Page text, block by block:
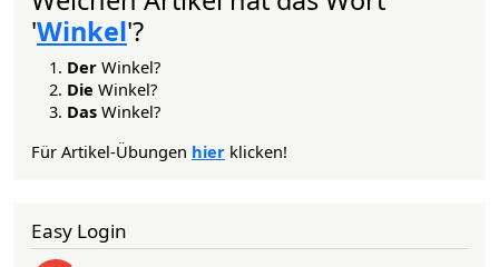
'Winkel'?
Der Winkel?
Die Winkel?
Das Winkel?
Für Artikel-Übungen hier klicken!
Easy Login